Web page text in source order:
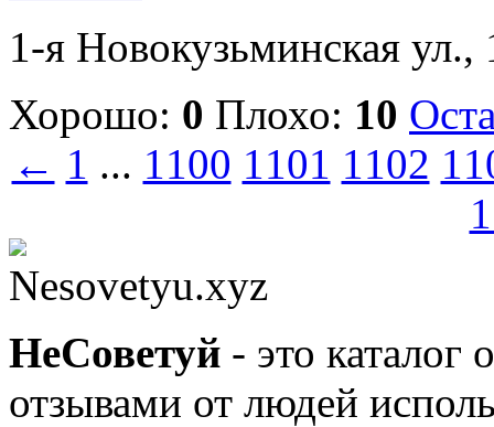
1-я Новокузьминская ул.,
Хорошо: 0 Плохо: 10
← 1 ... 1100 1101 1102
Nesovetyu.xyz
НеСоветуй - это каталог
отзывами от людей